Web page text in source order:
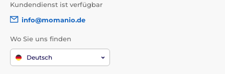
Kundendienst ist verfügbar
info@momanio.de
Wo Sie uns finden
Deutsch